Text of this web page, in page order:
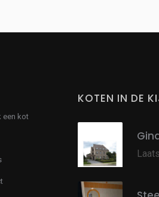
een kot
KOTEN IN DE